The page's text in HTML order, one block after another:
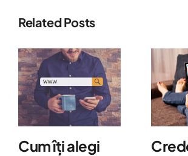
Related Posts
Cum îți alegi